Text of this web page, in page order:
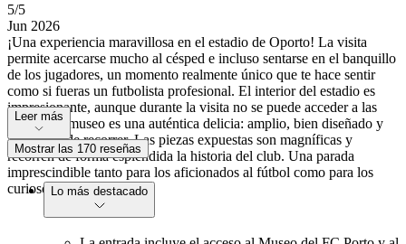
5/5
Jun 2026
¡Una experiencia maravillosa en el estadio de Oporto! La visita
permite acercarse mucho al césped e incluso sentarse en el banquillo
de los jugadores, un momento realmente único que te hace sentir
como si fueras un futbolista profesional. El interior del estadio es
impresionante, aunque durante la visita no se puede acceder a las
gradas. El museo es una auténtica delicia: amplio, bien diseñado y
agradable de recorrer. Las piezas expuestas son magníficas y
recorren de forma espléndida la historia del club. Una parada
imprescindible tanto para los aficionados al fútbol como para los
curiosos.
Leer más
Mostrar las 170 reseñas
Lo más destacado